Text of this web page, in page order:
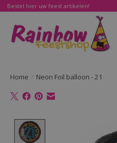
Bestel hier uw feest artikelen!
Home / Neon Foil balloon - 21